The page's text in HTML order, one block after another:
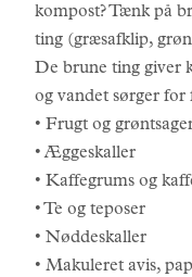
kompost? Tænk på
ting (græsafklip,
De brune ting giver
og vandet sørger for
• Frugt og
• Æggeskaller
• Kaffegrums og
• Te og teposer
• Nøddeskaller
• Makuleret avis,